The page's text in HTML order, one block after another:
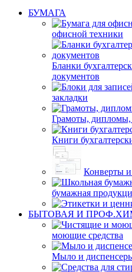
БУМАГА
офисной техники
Бланки
документов
закладки
Грамоты, дипломы,
Книги
Конверты
бумажная
БЫТОВАЯ И
моющие средства
Мыло и